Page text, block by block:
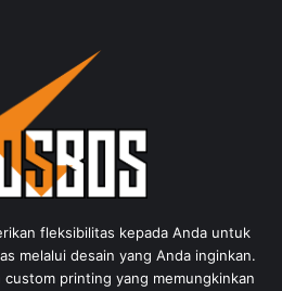
fleksibilitas kepada Anda untuk
melalui desain yang Anda inginkan.
custom printing yang memungkinkan